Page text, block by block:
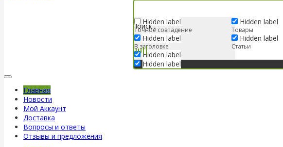
Hidden label
Точное совпадение
Hidden label
В заголовке
Hidden label
Hidden label
Hidden label
Товары
Hidden label
Статьи
Главная
Новости
Мой Аккаунт
Доставка
Вопросы и ответы
Отзывы и предложения